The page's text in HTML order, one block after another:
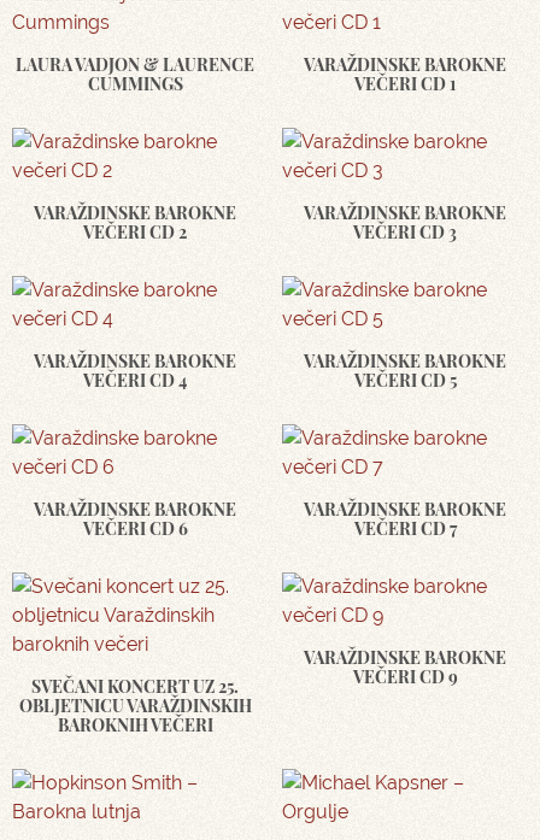
LAURA VADJON & LAURENCE
CUMMINGS
VARAŽDINSKE BAROKNE
VEČERI CD 1
VARAŽDINSKE BAROKNE
VEČERI CD 2
VARAŽDINSKE BAROKNE
VEČERI CD 3
VARAŽDINSKE BAROKNE
VEČERI CD 4
VARAŽDINSKE BAROKNE
VEČERI CD 5
VARAŽDINSKE BAROKNE
VEČERI CD 6
VARAŽDINSKE BAROKNE
VEČERI CD 7
SVEČANI KONCERT UZ 25.
OBLJETNICU VARAŽDINSKIH
BAROKNIH VEČERI
VARAŽDINSKE BAROKNE
VEČERI CD 9